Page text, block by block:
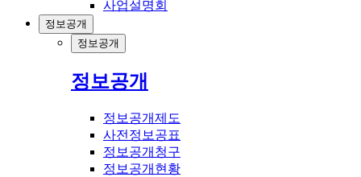
사업설명회
정보공개
정보공개
정보공개
정보공개제도
사전정보공표
정보공개청구
정보공개현황